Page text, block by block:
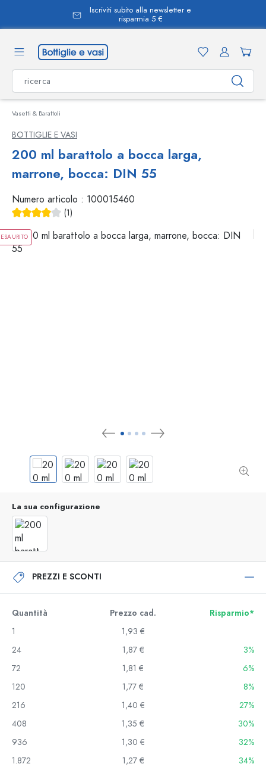
Iscriviti subito alla newsletter e
risparmia 5 €
Vasetti & Barattoli
BOTTIGLIE E VASI
200 ml barattolo a bocca larga,
marrone, bocca: DIN 55
Numero articolo : 100015460
(1)
ESAURITO
La sua configurazione
PREZZI E SCONTI
Quantità Prezzo cad.
Risparmio*
1
1,93 €
24
1,87 €
3%
72
1,81 €
6%
120
1,77 €
8%
216
1,40 €
27%
408
1,35 €
30%
936
1,30 €
32%
1.872
1,27 € 34%